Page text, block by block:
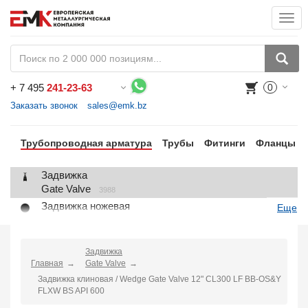
+ 7 495 241-23-63
Заказать звонок sales@emk.bz
0
Трубопроводная арматура Трубы Фитинги Фланцы
Задвижка
Gate Valve
3988
Задвижка ножевая
Globe Valve
2191
Клапан регулирующий
Control Valve
2
Еще
Главная
Задвижка
Gate Valve
Задвижка клиновая / Wedge Gate Valve 12" CL300 LF BB-OS&Y
FLXW BS API 600